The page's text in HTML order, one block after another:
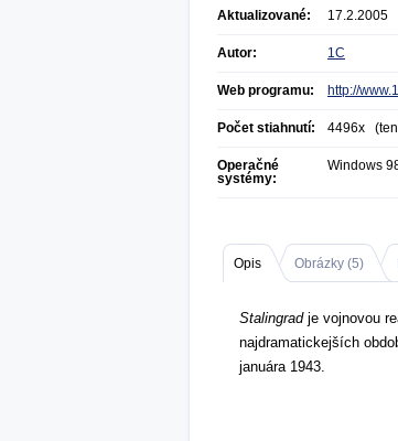
Aktualizované: 17.2.2005
Autor: 1C
Web programu: http://
Počet stiahnutí: 4496x
Operačné
systémy:
Windows
Opis Obrázky (5)
Stalingradje vojnovou
najdramatickejších
januára 1943.